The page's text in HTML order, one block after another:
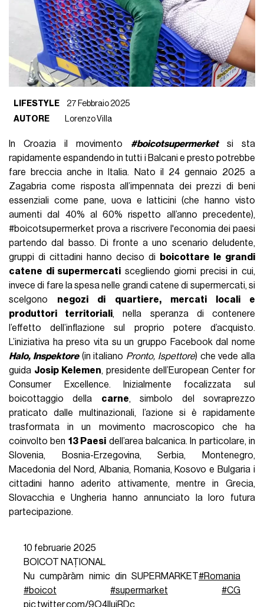
LIFESTYLE
27 Febbraio 2025
AUTORE
Lorenzo Villa
In Croazia il movimento #boicotsupermerketsi sta
rapidamente espandendo in tutti i Balcani e presto potrebbe
fare breccia anche in Italia. Nato il 24 gennaio 2025 a
Zagabria come risposta all’impennata dei prezzi di beni
essenziali come pane, uova e latticini (che hanno visto
aumenti dal 40% al 60% rispetto all’anno precedente),
#boicotsupermerket prova a riscrivere l'economia dei paesi
partendo dal basso. Di fronte a uno scenario deludente,
gruppi di cittadini hanno deciso di
boicottare le grandi
catene di supermercati scegliendo giorni precisi in cui,
invece di fare la spesa nelle grandi catene di supermercati, si
scelgono negozi di quartiere, mercati locali e
produttori territoriali, nella speranza di contenere
l’effetto dell’inflazione sul proprio potere d’acquisto.
L’iniziativa ha preso vita su un gruppo Facebook dal nome
Halo, Inspektore(in italiano Pronto, Ispettore) che vede alla
guida Josip Kelemen, presidente dell’European Center for
Consumer Excellence. Inizialmente focalizzata sul
boicottaggio della carne, simbolo del sovraprezzo
praticato dalle multinazionali, l’azione si è rapidamente
trasformata in un movimento macroscopico che ha
coinvolto ben 13 Paesi dell’area balcanica. In particolare, in
Slovenia, Bosnia-Erzegovina, Serbia, Montenegro,
Macedonia del Nord, Albania, Romania, Kosovo e Bulgaria i
cittadini hanno aderito attivamente, mentre in Grecia,
Slovacchia e Ungheria hanno annunciato la loro futura
partecipazione.
10 februarie 2025
BOICOT NAȚIONAL
Nu cumpărăm nimic din SUPERMARKET#Romania
#boicot
#supermarket
#CG
pic.twitter.com/9O4llujRDc